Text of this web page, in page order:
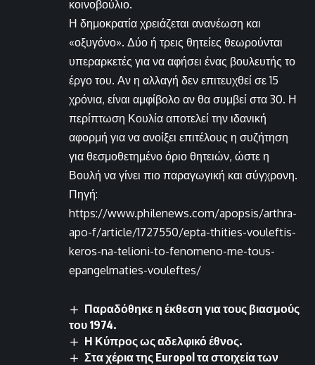
κοινοβούλιο.
Η δημοκρατία χρειάζεται ανανέωση και
«οξυγόνο». Δύο ή τρεις θητείες θεωρούνται
υπεραρκετές για να αφήσει ένας βουλευτής το
έργο του. Αν η αλλαγή δεν επιτευχθεί σε 15
χρόνια, είναι αμφίβολο αν θα συμβεί στα 30. Η
περίπτωση Κουλία αποτελεί την ιδανική
αφορμή για να ανοίξει επιτέλους η συζήτηση
για θεσμοθετημένο όριο θητειών, ώστε η
Βουλή να γίνει πιο παραγωγική και σύγχρονη.
Πηγή:
https://www.philenews.com/apopsis/arthra-
apo-f/article/1727550/epta-thities-vouleftis-
keros-na-telioni-to-fenomeno-me-tous-
epangelmaties-vouleftes/
Παραδόθηκε η έκθεση για τους βιασμούς
του 1974.
Η Κύπρος ως αδελφικό έθνος.
Στα χέρια της Europol τα στοιχεία των